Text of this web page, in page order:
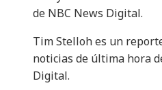
de NBC News Digital.
Tim Stelloh es un
noticias de última hora
Digital.